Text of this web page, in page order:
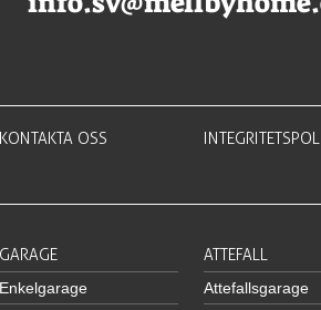
KONTAKTA OSS
GARAGE
Enkelgarage
ATTEFALL
Attefallsgarage